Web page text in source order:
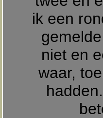
ik een
niet en
waar,